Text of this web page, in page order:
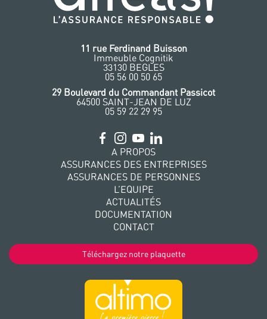
11 rue Ferdinand Buisson
Immeuble Cognitik
33130 BEGLES
‭05 56 00 50 65
‭29 Boulevard du Commandant Passicot
64500 SAINT-JEAN DE LUZ
05 59 22 29 95
A PROPOS
ASSURANCES DES ENTREPRISES
ASSURANCES DE PERSONNES
L’EQUIPE
ACTUALITÉS
DOCUMENTATION
CONTACT
Téléchargez notre plaquette